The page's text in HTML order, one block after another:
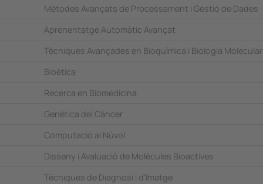
Mètodes Avançats de Processament i Gestió de Dades
Aprenentatge Automàtic Avançat
Tècniques Avançades en Bioquímica i Biologia Molecular
Bioètica
Recerca en Biomedicina
Genètica del Càncer
Computació al Núvol
Disseny i Avaluació de Molècules Bioactives
Tècniques de Diagnosi i d'Imatge